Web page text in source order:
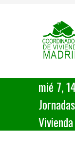
mié 7,
Vivienda